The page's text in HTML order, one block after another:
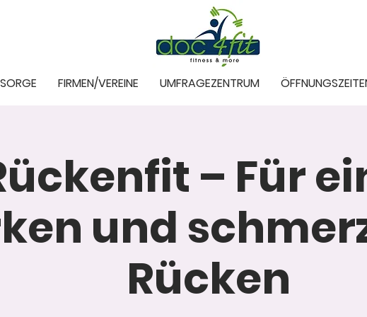
FIRMEN/VEREINE UMFRAGEZENTRUM
– Für
und
Rücken